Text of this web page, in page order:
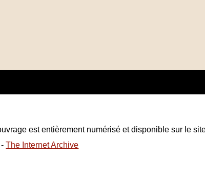
est entièrement numérisé et disponible sur le
-The Internet Archive